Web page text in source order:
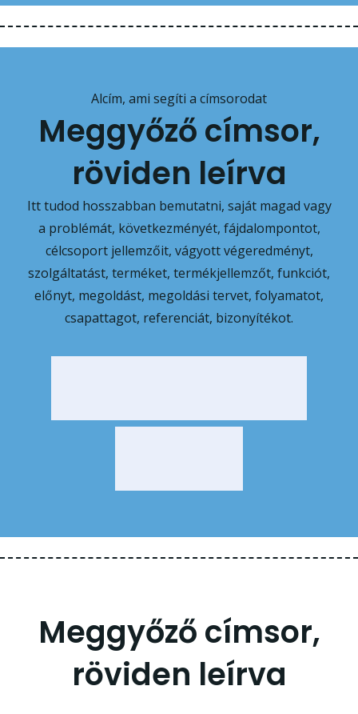
Alcím, ami segíti a címsorodat
Meggyőző címsor,
röviden leírva
Itt tudod hosszabban bemutatni, saját magad vagy
a problémát, következményét, fájdalompontot,
célcsoport jellemzőit, vágyott végeredményt,
szolgáltatást, terméket, termékjellemzőt, funkciót,
előnyt, megoldást, megoldási tervet, folyamatot,
csapattagot, referenciát, bizonyítékot.
Meggyőző címsor,
röviden leírva